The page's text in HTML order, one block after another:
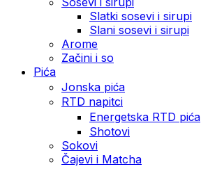
Slatki sosevi i sirupi
Slani sosevi i sirupi
Arome
Začini i so
Pića
Jonska pića
RTD napitci
Energetska RTD pića
Shotovi
Sokovi
Čajevi i Matcha